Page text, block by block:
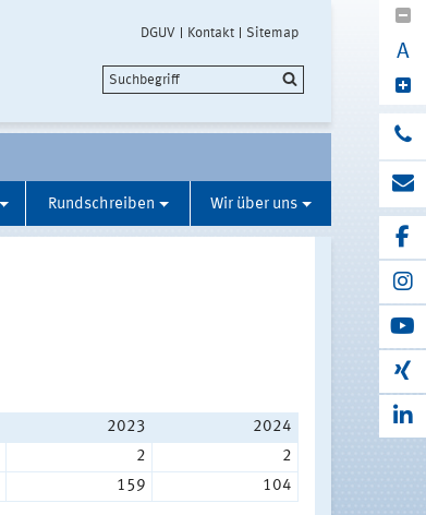
DGUV Kontakt Sitemap
A
Rundschreiben Wir über uns
2023
2024
2
2
159 104